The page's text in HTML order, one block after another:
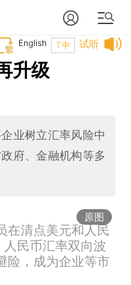
试听
T中
English
升级
业树立汇率风险中
府、金融机构等多
原图
在清点美元和人民
人民币汇率双向波
险，成为企业等市